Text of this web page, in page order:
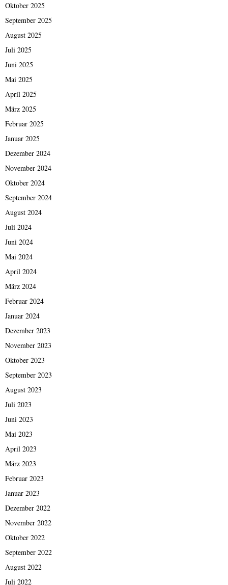
Oktober 2025
September 2025
August 2025
Juli 2025
Juni 2025
Mai 2025
April 2025
März 2025
Februar 2025
Januar 2025
Dezember 2024
November 2024
Oktober 2024
September 2024
August 2024
Juli 2024
Juni 2024
Mai 2024
April 2024
März 2024
Februar 2024
Januar 2024
Dezember 2023
November 2023
Oktober 2023
September 2023
August 2023
Juli 2023
Juni 2023
Mai 2023
April 2023
März 2023
Februar 2023
Januar 2023
Dezember 2022
November 2022
Oktober 2022
September 2022
August 2022
Juli 2022